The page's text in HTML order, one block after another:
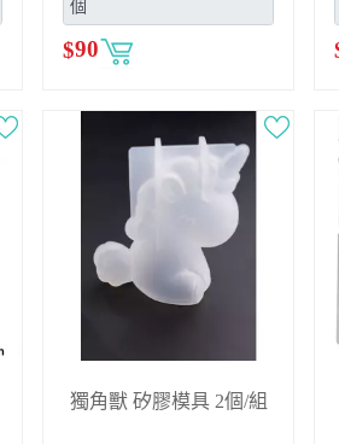
$90
獨角獸 矽膠模具 2個/組